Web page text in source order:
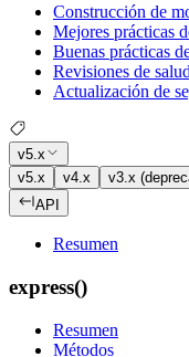
Construcción de
Mejores prácticas
Buenas prácticas
Revisiones de
Actualización de
v5.x
v5.x
v4.x
v3.x
API
Resumen
express()
Resumen
Métodos